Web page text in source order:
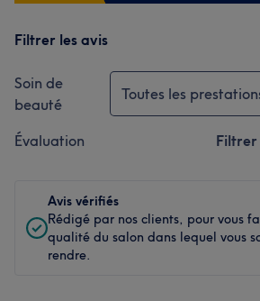
Filtrer les avis
Soin de
beauté
Toutes les
Évaluation
Avis vérifiés
Rédigé par nos clients, pour vous
qualité du salon dans lequel vous
rendre.